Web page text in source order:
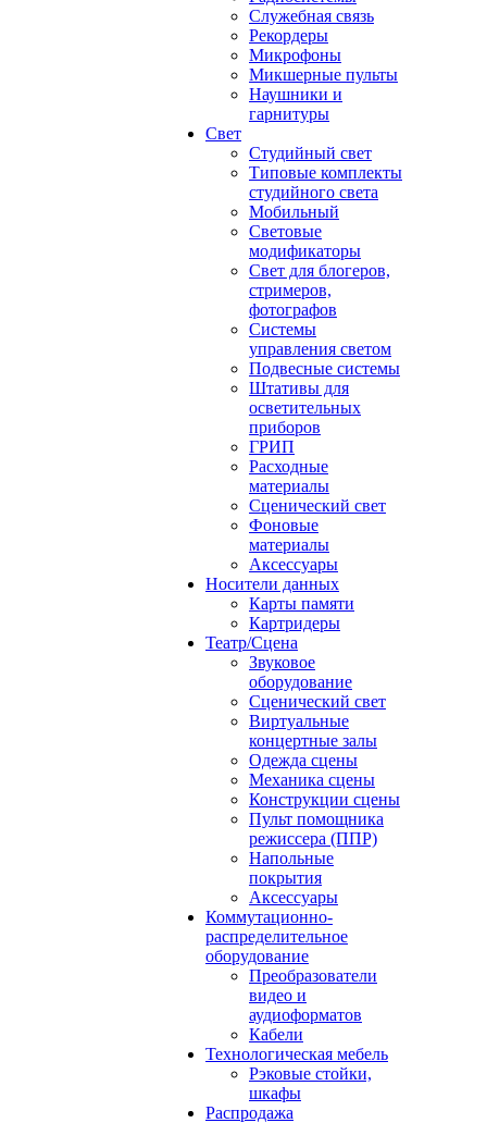
Служебная связь
Рекордеры
Микрофоны
Микшерные пульты
Наушники и
гарнитуры
Свет
Студийный свет
Типовые комплекты
студийного света
Мобильный
Световые
модификаторы
Свет для блогеров,
стримеров,
фотографов
Системы
управления светом
Подвесные системы
Штативы для
осветительных
приборов
ГРИП
Расходные
материалы
Сценический свет
Фоновые
материалы
Аксессуары
Носители данных
Карты памяти
Картридеры
Театр/Сцена
Звуковое
оборудование
Сценический свет
Виртуальные
концертные залы
Одежда сцены
Механика сцены
Конструкции сцены
Пульт помощника
режиссера (ППР)
Напольные
покрытия
Аксессуары
Коммутационно-
распределительное
оборудование
Преобразователи
видео и
аудиоформатов
Кабели
Технологическая мебель
Рэковые стойки,
шкафы
Распродажа